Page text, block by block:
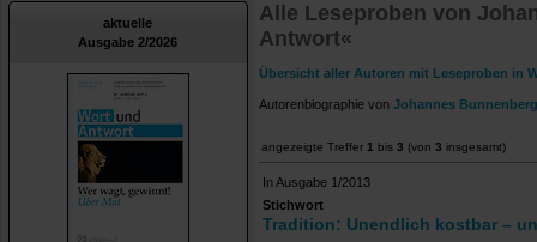
aktuelle
Ausgabe 2/2026
Alle Leseproben von
Antwort«
Übersicht aller Autoren mit Leseproben in
Autorenbiographie von Johannes Bunnenberg
angezeigte Treffer 1 bis 3 (von 3 insgesamt)
In Ausgabe 1/2013
Stichwort
Tradition: Unendlich kostbar –